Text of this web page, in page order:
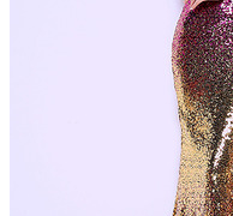
Vestidos de novia
Vestidos de novia
Vestidos de novia
Vestidos de novia
Vestidos de novia